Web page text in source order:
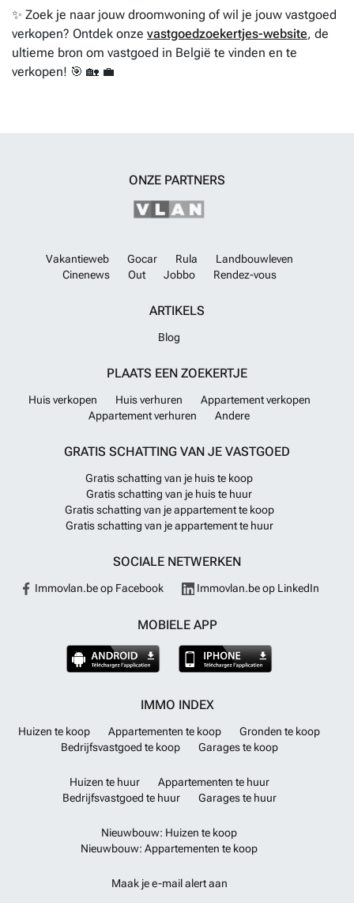
✨ Zoek je naar jouw droomwoning of wil je jouw vastgoed
verkopen? Ontdek onze vastgoedzoekertjes-website, de
ultieme bron om vastgoed in België te vinden en te
verkopen! 🎯 🏡 💼
ONZE PARTNERS
Vakantieweb Gocar Rula
Landbouwleven
Cinenews
Out Jobbo Rendez-vous
ARTIKELS
Blog
PLAATS EEN ZOEKERTJE
Huis verkopen Huis verhuren
Appartement verkopen
Appartement verhuren
Andere
GRATIS SCHATTING VAN JE VASTGOED
Gratis schatting van je huis te koop
Gratis schatting van je huis te huur
Gratis schatting van je appartement te koop
Gratis schatting van je appartement te huur
SOCIALE NETWERKEN
Immovlan.be op Facebook Immovlan.be op LinkedIn
MOBIELE APP
IMMO INDEX
Huizen te koop Appartementen te koop
Gronden te koop
Bedrijfsvastgoed te koop
Garages te koop
Huizen te huur
Appartementen te huur
Bedrijfsvastgoed te huur
Garages te huur
Nieuwbouw: Huizen te koop
Nieuwbouw: Appartementen te koop
Maak je e-mail alert aan